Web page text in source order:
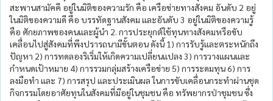
สะพานสามัคคี อยู่ในมิติของความรัก คือ เครือข่ายทางสังคม อันดับ 2 อยู่
ในมิติของความดี คือ บรรทัดฐานสังคม และอันดับ 3 อยู่ในมิติของความรู้
คือ ศักยภาพของคนและผู้นำ 2. การประยุกต์ใช้ทุนทางสังคมหรือขับ
เคลื่อนไปสู่สังคมที่พึงปรารถนามีขั้นตอน ดังนี้ 1) การรับรู้และตระหนักถึง
ปัญหา 2) การทดลองริเริ่มให้เกิดความเปลี่ยนแปลง 3) การวางแผนและ
กำหนดเป้าหมาย 4) การรวมกลุ่มสร้างเครือข่าย 5) การระดมทุน 6) การ
ลงมือทำ และ 7) การสรุป และประเมินผล ในการขับเคลื่อนกระทำผ่านชุด
กิจกรรมโดยอาศัยทุนในสังคมที่มีอยู่ในชุมชน คือ ทรัพยากรป่าชุมชน ซึ่ง